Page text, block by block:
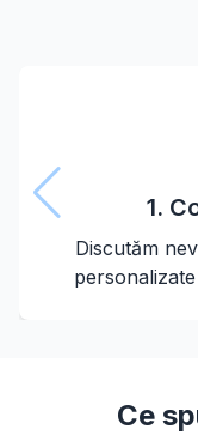
1.
Discutăm
Ce